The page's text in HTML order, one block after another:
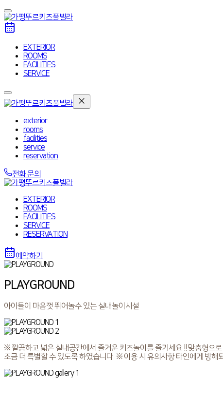
EXTERIOR
ROOMS
FACILITIES
SERVICE
exterior
rooms
facilities
service
reservation
전화 문의
EXTERIOR
ROOMS
FACILITIES
SERVICE
RESERVATION
예약하기
PLAYGROUND
아이들이 마음껏 뛰어놀수 있는 실내놀이시설
※ 깔끔하고 넓은 실내공간에서 즐거운 키즈놀이를 즐기세요 !! 맞춤형으
조금 더 특별할 수 있도록 하였습니다 ※ 이용 시 유의사항 타인에게 방해